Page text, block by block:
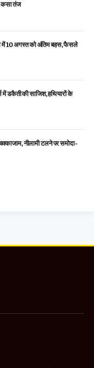
कसा तंज
में 10 अगस्त को अंतिम बहस, फैसले
डकैती की साजिश, हथियारों के
नीलामी टलने पर समोदा-